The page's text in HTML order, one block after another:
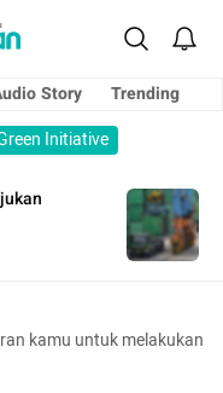
Story
Trending
Initiative
kamu untuk melakukan